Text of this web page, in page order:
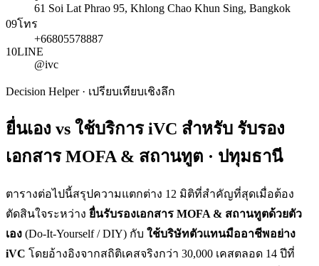
61 Soi Lat Phrao 95, Khlong Chao Khun Sing, Bangkok
09โทร
+66805578887
10LINE
@ivc
Decision Helper · เปรียบเทียบเชิงลึก
ยื่นเอง vs ใช้บริการ iVC สำหรับ รับรอง
เอกสาร MOFA & สถานทูต · ปทุมธานี
ตารางต่อไปนี้สรุปความแตกต่าง 12 มิติที่สำคัญที่สุดเมื่อต้อง
ตัดสินใจระหว่าง ยื่นรับรองเอกสาร MOFA & สถานทูตด้วยตัว
เอง (Do-It-Yourself / DIY) กับ ใช้บริษัทตัวแทนมืออาชีพอย่าง
iVC โดยอ้างอิงจากสถิติเคสจริงกว่า 30,000 เคสตลอด 14 ปีที่